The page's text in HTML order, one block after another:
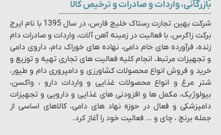
بازرگانی، واردات و صادرات و ترخیص کالا
شرکت بهین تجارت رستاک خلیج فارس، در سال 1395 با نام ایرج
برکت زاگرس، با فعالیت در زمینه آهن آلات، واردات و صادرات دام
زنده، فرآورده های خام دامی، نهاده های خوراک دام، داروی دامی
و تجهیزات مرتبط، انجام کلیه فعالیت های تجاری تهیه و توزیع و
خرید و فروش انواع محصولات کشاورزی و دامپروری دام و طیور،
شتر مرغ و انواع محصولات غذایی و واردات دارو ، واکسن،
بیولوژیک، مکمل ها و افزودنی های غذایی و دارویی و تجهیزات
دامپزشکی و فعال در حوزه نهاد های دامی، کالاهای اساسی از
جمله برنج ، چای و … فعالیت خود را آغاز کرد.